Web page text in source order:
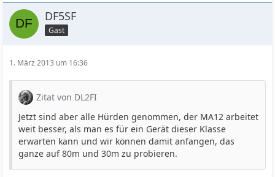
DF5SF
Gast
1. März 2013 um 16:36
Zitat von DL2FI
Jetzt sind aber alle Hürden genommen, der MA12 arbeitet
weit besser, als man es für ein Gerät dieser Klasse
erwarten kann und wir können damit anfangen, das
ganze auf 80m und 30m zu probieren.